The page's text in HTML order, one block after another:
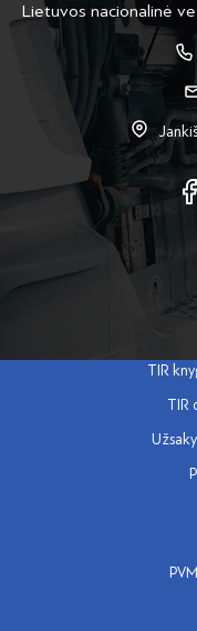
Lietuvos nacionalinė
TIR
TIR